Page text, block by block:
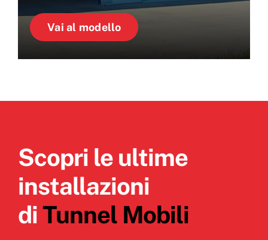
Vai al modello
Scopri le ultime
installazioni
diTunnel Mobili